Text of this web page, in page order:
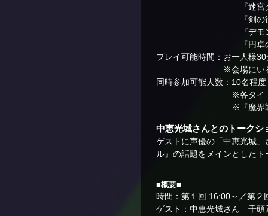
『迷宮クロスブラ
『剣の街の異邦
『デモンゲ
『円卓の生徒
プレイ可能時間：お一人様
※会場にいる参加者様
同時参加可能人数：10名程度
※各タイトル最
※『魔界戦記ディス
中恵光城さんとのトークシ
ゲストに声優の「中恵光城
ル』の話題をメインとした
■概要■
時間：第１回 16:00～／第２
ゲスト：中恵光城さん 千